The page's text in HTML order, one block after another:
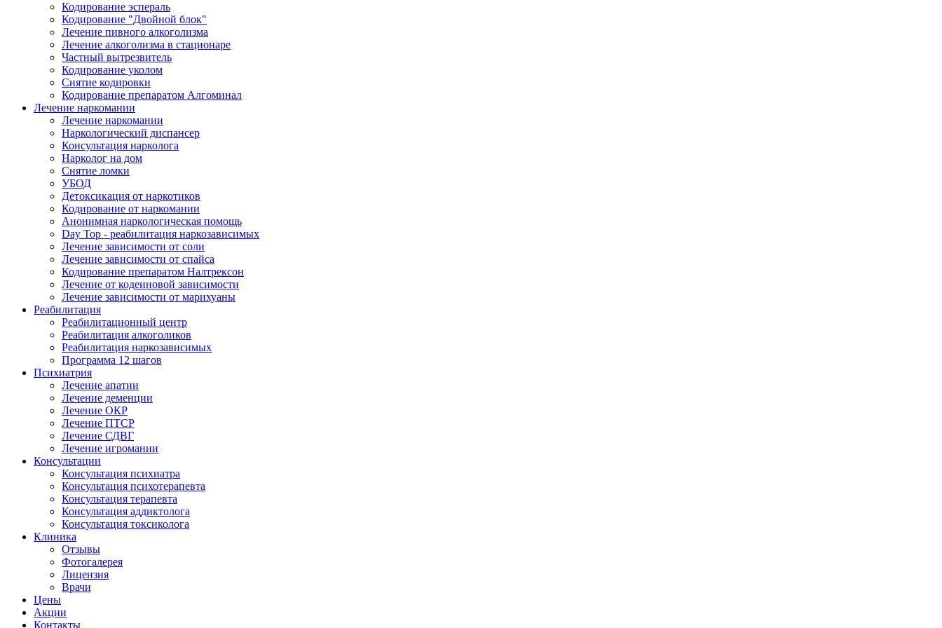
Кодирование эспераль
Кодирование "Двойной блок"
Лечение пивного алкоголизма
Лечение алкоголизма в стационаре
Частный вытрезвитель
Кодирование уколом
Снятие кодировки
Кодирование препаратом Алгоминал
Лечение наркомании
Лечение наркомании
Наркологический диспансер
Консультация нарколога
Нарколог на дом
Снятие ломки
УБОД
Детоксикация от наркотиков
Кодирование от наркомании
Анонимная наркологическая помощь
Day Top - реабилитация наркозависимых
Лечение зависимости от соли
Лечение зависимости от спайса
Кодирование препаратом Налтрексон
Лечение от кодеиновой зависимости
Лечение зависимости от марихуаны
Реабилитация
Реабилитационный центр
Реабилитация алкоголиков
Реабилитация наркозависимых
Программа 12 шагов
Психиатрия
Лечение апатии
Лечение деменции
Лечение ОКР
Лечение ПТСР
Лечение СДВГ
Лечение игромании
Консультации
Консультация психиатра
Консультация психотерапевта
Консультация терапевта
Консультация аддиктолога
Консультация токсиколога
Клиника
Отзывы
Фотогалерея
Лицензия
Врачи
Цены
Акции
Контакты